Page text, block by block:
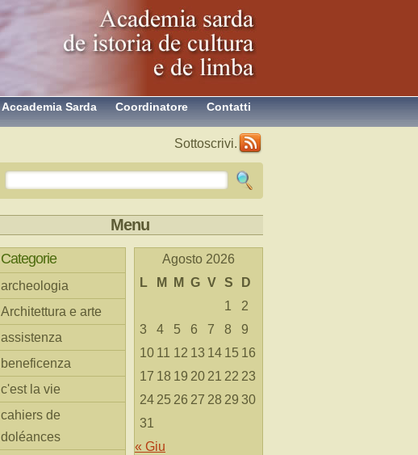
Contatti
Coordinatore
Accademia Sarda
Sottoscrivi.
Menu
Categorie
archeologia
Architettura e arte
assistenza
beneficenza
c'est la vie
cahiers de
doléances
Agosto 2026
L
M M G V S
D
1
2
3
4 5 6 7 8
9
10 11 12 13 14 15 16
17 18 19 20 21 22 23
24 25 26 27 28 29 30
31
« Giu